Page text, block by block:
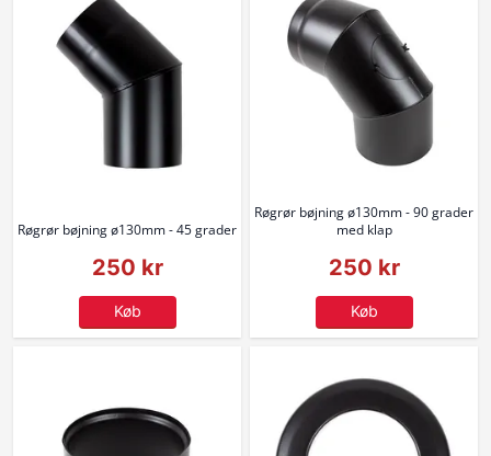
Røgrør bøjning ø130mm - 45 grader
250 kr
Køb
Røgrør bøjning ø130mm - 90 grader
med klap
250 kr
Køb